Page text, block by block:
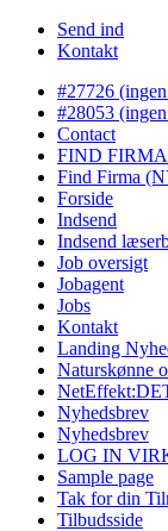
Send ind
Kontakt
#27726
#28053
Contact
FIND FIRMA
Find Firma
Forside
Indsend
Indsend
Job oversigt
Jobagent
Jobs
Kontakt
Landing
Naturskønne
Nyhedsbrev
Nyhedsbrev
LOG IN
Sample page
Tak for din
Tilbudsside